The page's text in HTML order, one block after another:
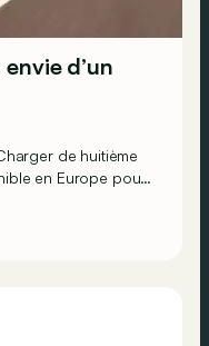
d’un
de huitième
en Europe pour